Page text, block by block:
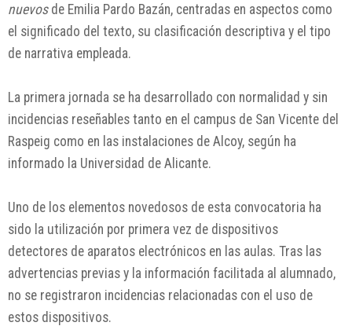
nuevosde Emilia Pardo Bazán, centradas en aspectos como
el significado del texto, su clasificación descriptiva y el tipo
de narrativa empleada.
La primera jornada se ha desarrollado con normalidad y sin
incidencias reseñables tanto en el campus de San Vicente del
Raspeig como en las instalaciones de Alcoy, según ha
informado la Universidad de Alicante.
Uno de los elementos novedosos de esta convocatoria ha
sido la utilización por primera vez de dispositivos
detectores de aparatos electrónicos en las aulas. Tras las
advertencias previas y la información facilitada al alumnado,
no se registraron incidencias relacionadas con el uso de
estos dispositivos.